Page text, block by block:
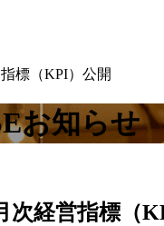
標（KPI）公開
お知らせ
経営指標（